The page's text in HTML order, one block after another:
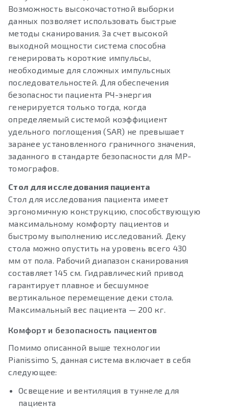
Возможность высокочастотной выборки
данных позволяет использовать быстрые
методы сканирования. За счет высокой
выходной мощности система способна
генерировать короткие импульсы,
необходимые для сложных импульсных
последовательностей. Для обеспечения
безопасности пациента РЧ-энергия
генерируется только тогда, когда
определяемый системой коэффициент
удельного поглощения (SAR) не превышает
заранее установленного граничного значения,
заданного в стандарте безопасности для МР-
томографов.
Стол для исследования пациента
Стол для исследования пациента имеет
эргономичную конструкцию, способствующую
максимальному комфорту пациентов и
быстрому выполнению исследований. Деку
стола можно опустить на уровень всего 430
мм от пола. Рабочий диапазон сканирования
составляет 145 см. Гидравлический привод
гарантирует плавное и бесшумное
вертикальное перемещение деки стола.
Максимальный вес пациента — 200 кг.
Комфорт и безопасность пациентов
Помимо описанной выше технологии
Pianissimo S, данная система включает в себя
следующее:
Освещение и вентиляция в туннеле для
пациента